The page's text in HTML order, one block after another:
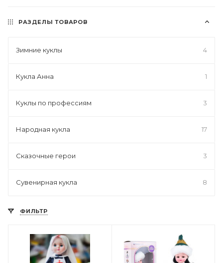
РАЗДЕЛЫ ТОВАРОВ
Зимние куклы 4
Кукла Анна 1
Куклы по профессиям 3
Народная кукла 17
Сказочные герои 3
Сувенирная кукла 8
ФИЛЬТР